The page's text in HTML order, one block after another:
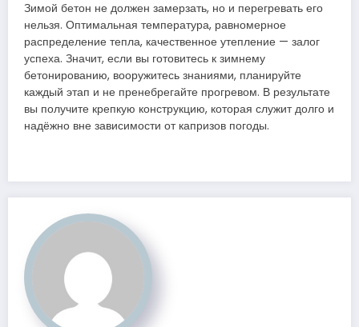
Зимой бетон не должен замерзать, но и перегревать его
нельзя. Оптимальная температура, равномерное
распределение тепла, качественное утепление — залог
успеха. Значит, если вы готовитесь к зимнему
бетонированию, вооружитесь знаниями, планируйте
каждый этап и не пренебрегайте прогревом. В результате
вы получите крепкую конструкцию, которая служит долго и
надёжно вне зависимости от капризов погоды.